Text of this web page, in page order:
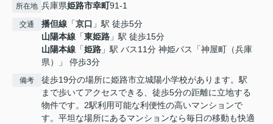
所在地 兵庫県姫路市幸町91-1
交通 播但線 「京口 」駅 徒歩5分
山陽本線 「東姫路 」駅 徒歩15分
山陽本線 「姫路 」駅 バス11分 神姫バス「神屋町（兵庫
県）」 停歩3分
備考
徒歩19分の場所に姫路市立城陽小学校があります。駅
まで歩いてアクセスできる、徒歩5分の距離に立地する
物件です。2駅利用可能な利便性の高いマンションで
す。平坦な場所にあるマンションなら毎日の移動も快適